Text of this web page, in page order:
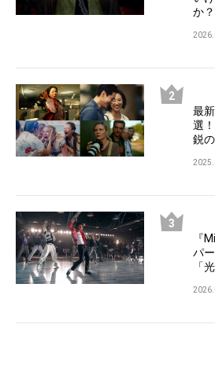
か？
最
選
鋭
『
パ
「